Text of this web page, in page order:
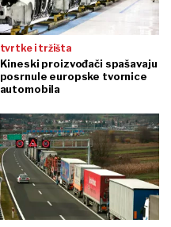
tvrtke i tržišta
Kineski proizvođači spašavaju
posrnule europske tvornice
automobila